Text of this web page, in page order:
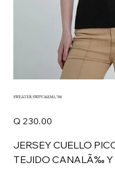
SWEATER SWPV26EM1,700
Q 230.00
JERSEY CUELLO
TEJIDO CANALÃ‰ Y